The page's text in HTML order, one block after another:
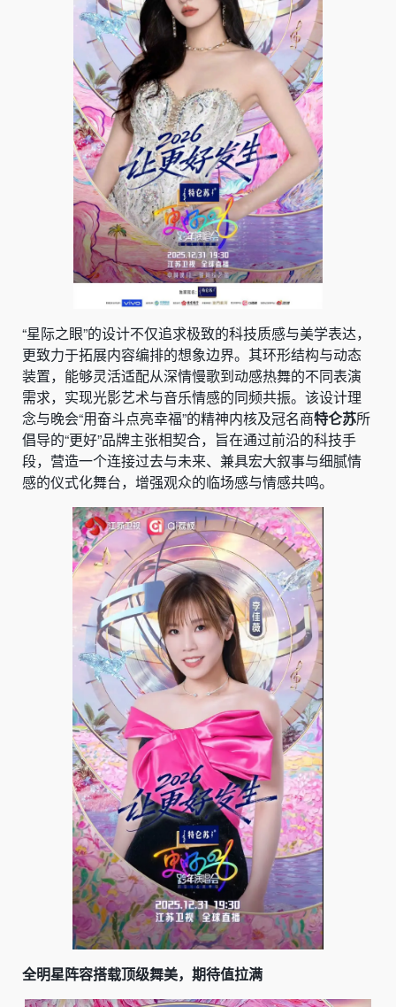
“星际之眼”的设计不仅追求极致的科技质感与美学表达，
更致力于拓展内容编排的想象边界。其环形结构与动态
装置，能够灵活适配从深情慢歌到动感热舞的不同表演
需求，实现光影艺术与音乐情感的同频共振。该设计理
念与晚会“用奋斗点亮幸福”的精神内核及冠名商特仑苏所
倡导的“更好”品牌主张相契合，旨在通过前沿的科技手
段，营造一个连接过去与未来、兼具宏大叙事与细腻情
感的仪式化舞台，增强观众的临场感与情感共鸣。
全明星阵容搭载顶级舞美，期待值拉满